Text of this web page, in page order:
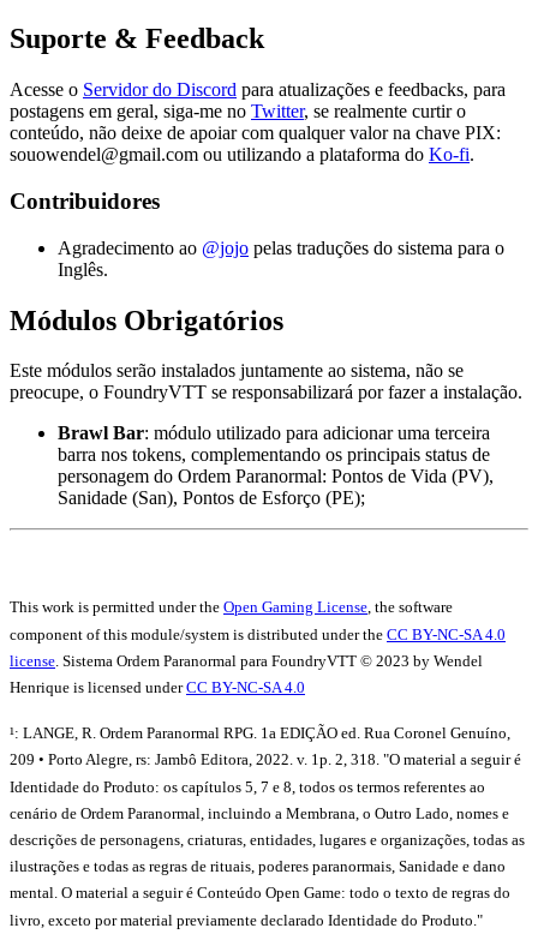
Suporte & Feedback
Acesse o Servidor do Discord para atualizações e feedbacks, para
postagens em geral, siga-me no Twitter, se realmente curtir o
conteúdo, não deixe de apoiar com qualquer valor na chave PIX:
souowendel@gmail.com ou utilizando a plataforma do Ko-fi.
Contribuidores
Agradecimento ao @jojo pelas traduções do sistema para o
Inglês.
Módulos Obrigatórios
Este módulos serão instalados juntamente ao sistema, não se
preocupe, o FoundryVTT se responsabilizará por fazer a instalação.
Brawl Bar: módulo utilizado para adicionar uma terceira
barra nos tokens, complementando os principais status de
personagem do Ordem Paranormal: Pontos de Vida (PV),
Sanidade (San), Pontos de Esforço (PE);
This work is permitted under the Open Gaming License, the software
component of this module/system is distributed under the CC BY-NC-SA 4.0
license. Sistema Ordem Paranormal para FoundryVTT © 2023 by Wendel
Henrique is licensed underCC BY-NC-SA 4.0
¹: LANGE, R. Ordem Paranormal RPG. 1a EDIÇÃO ed. Rua Coronel Genuíno,
209 • Porto Alegre, rs: Jambô Editora, 2022. v. 1p. 2, 318. "O material a seguir é
Identidade do Produto: os capítulos 5, 7 e 8, todos os termos referentes ao
cenário de Ordem Paranormal, incluindo a Membrana, o Outro Lado, nomes e
descrições de personagens, criaturas, entidades, lugares e organizações, todas as
ilustrações e todas as regras de rituais, poderes paranormais, Sanidade e dano
mental. O material a seguir é Conteúdo Open Game: todo o texto de regras do
livro, exceto por material previamente declarado Identidade do Produto."